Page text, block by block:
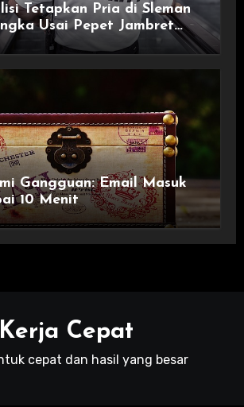
Tetapkan Pria di Sleman
Usai Pepet Jambret
Istri
Gangguan: Email Masuk
10 Menit
Kerja Cepat
cepat dan hasil yang besar